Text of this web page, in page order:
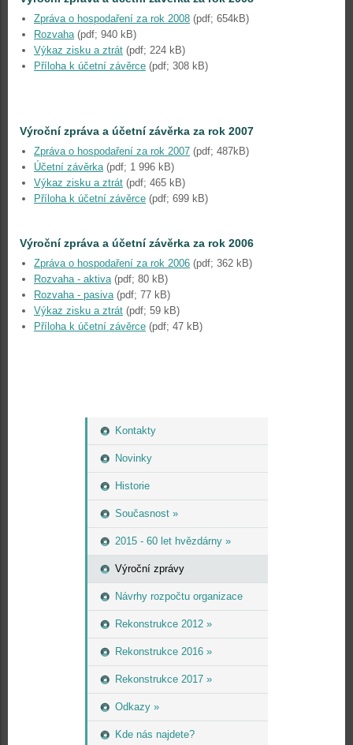
Kontakty
Novinky
Historie
Současnost »
2015 - 60 let hvězdárny »
Výroční zprávy
Návrhy rozpočtu organizace
Rekonstrukce 2012 »
Rekonstrukce 2016 »
Rekonstrukce 2017 »
Odkazy »
Kde nás najdete?
Zpráva o hospodaření za rok 2008 (pdf; 654kB)
Rozvaha(pdf; 940 kB)
Výkaz zisku a ztrát (pdf; 224 kB)
Příloha k účetní závěrce (pdf; 308 kB)
Výroční zpráva a účetní závěrka za rok 2007
Zpráva o hospodaření za rok 2007 (pdf; 487kB)
Účetní závěrka(pdf; 1 996 kB)
Výkaz zisku a ztrát (pdf; 465 kB)
Příloha k účetní závěrce (pdf; 699 kB)
Výroční zpráva a účetní závěrka za rok 2006
Zpráva o hospodaření za rok 2006 (pdf; 362 kB)
Rozvaha - aktiva(pdf; 80 kB)
Rozvaha - pasiva(pdf; 77 kB)
Výkaz zisku a ztrát (pdf; 59 kB)
Příloha k účetní závěrce (pdf; 47 kB)